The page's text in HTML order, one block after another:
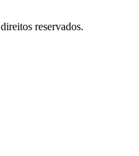
reservados.